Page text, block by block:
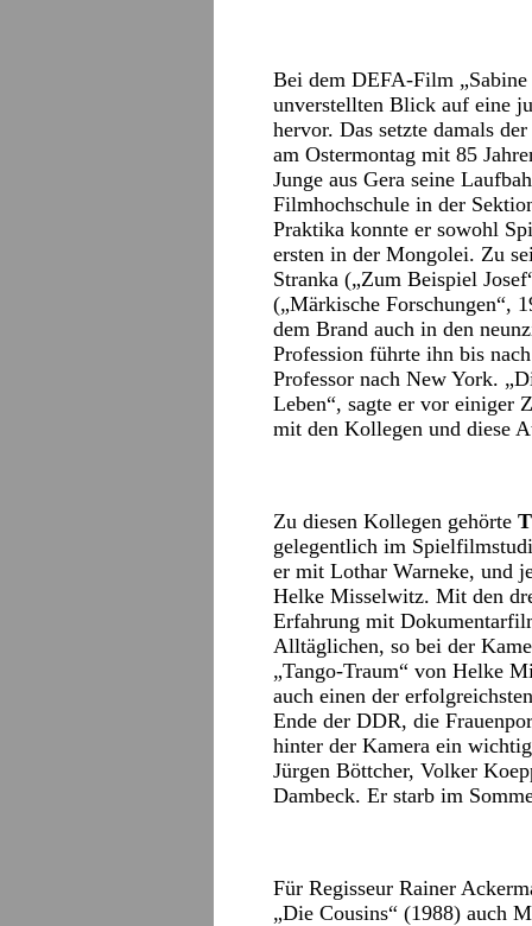
Bei dem DEFA-Film
unverstellten Blick auf eine
hervor. Das setzte damals
am Ostermontag mit 85
Junge aus Gera seine
Filmhochschule in der
Praktika konnte er sowohl
ersten in der Mongolei. Zu
Stranka („Zum Beispiel
(„Märkische Forschungen“,
dem Brand auch in den
Profession führte ihn bis
Professor nach New York.
Leben“, sagte er vor einiger
mit den Kollegen und diese
Zu diesen Kollegen gehörte
gelegentlich im
er mit Lothar Warneke, und
Helke Misselwitz. Mit den
Erfahrung mit
Alltäglichen, so bei der
„Tango-Traum“ von Helke
auch einen der
Ende der DDR, die
hinter der Kamera ein
Jürgen Böttcher, Volker
Dambeck. Er starb im
Für Regisseur Rainer
„Die Cousins“ (1988) auch